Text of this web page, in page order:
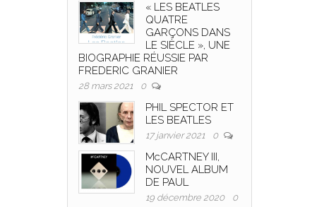
« LES BEATLES
QUATRE
GARÇONS DANS
LE SIÈCLE », UNE
BIOGRAPHIE RÉUSSIE PAR
FREDERIC GRANIER
28 mars 2021 0
PHIL SPECTOR ET
LES BEATLES
17 janvier 2021 0
McCARTNEY III,
NOUVEL ALBUM
DE PAUL
19 décembre 2020 0